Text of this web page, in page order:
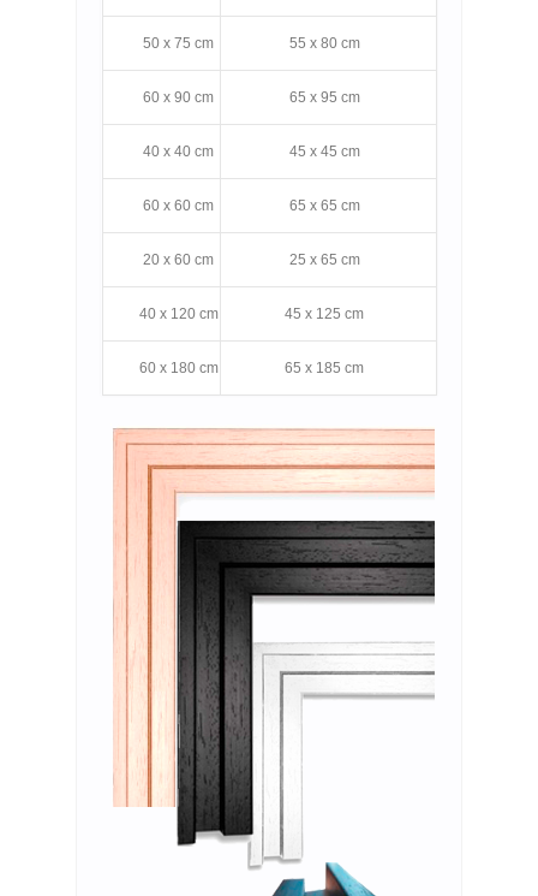
50 x 75 cm
60 x 90 cm
40 x 40 cm
60 x 60 cm
20 x 60 cm
40 x 120 cm
60 x 180 cm
55 x 80 cm
65 x 95 cm
45 x 45 cm
65 x 65 cm
25 x 65 cm
45 x 125 cm
65 x 185 cm